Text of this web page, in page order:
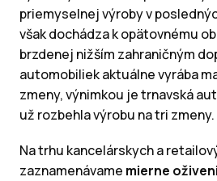
priemyselnej výroby v
však dochádza k opätovnému
brzdenej nižším zahraničným
automobiliek aktuálne vyrába
zmeny, výnimkou je trnavská
už rozbehla výrobu na tri zmeny.
Na trhu kancelárskych a
zaznamenávame mierne